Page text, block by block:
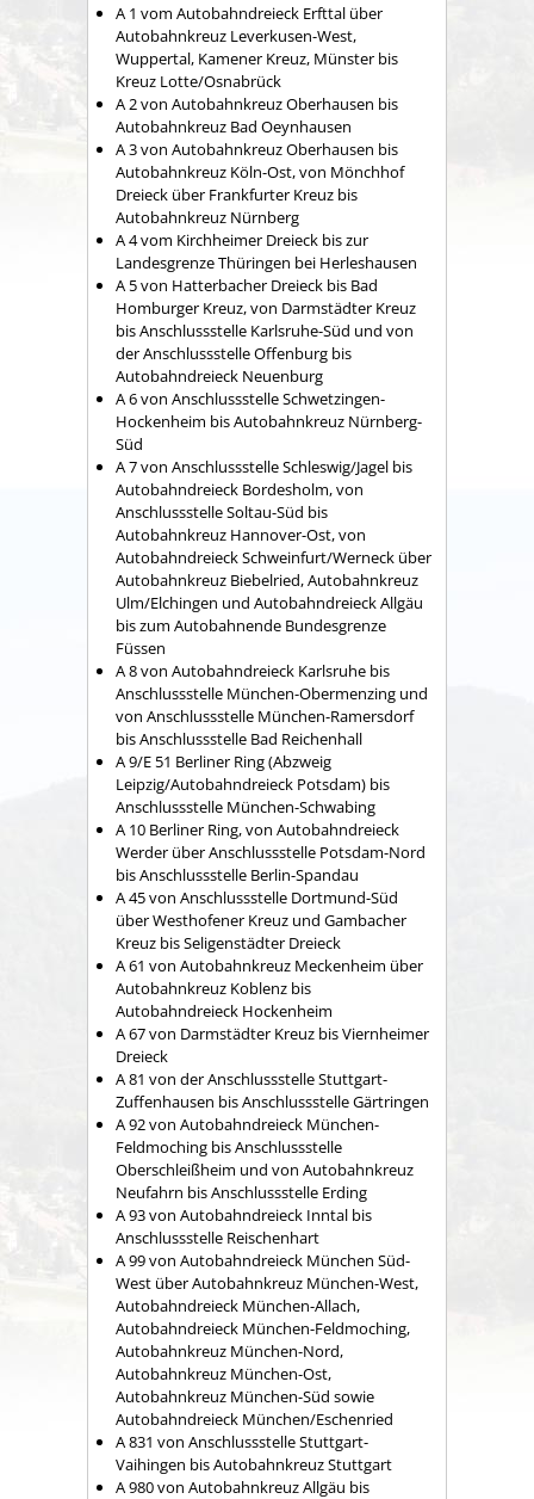
A 1 vom Autobahndreieck Erfttal über
Autobahnkreuz Leverkusen-West,
Wuppertal, Kamener Kreuz, Münster bis
Kreuz Lotte/Osnabrück
A 2 von Autobahnkreuz Oberhausen bis
Autobahnkreuz Bad Oeynhausen
A 3 von Autobahnkreuz Oberhausen bis
Autobahnkreuz Köln-Ost, von Mönchhof
Dreieck über Frankfurter Kreuz bis
Autobahnkreuz Nürnberg
A 4 vom Kirchheimer Dreieck bis zur
Landesgrenze Thüringen bei Herleshausen
A 5 von Hatterbacher Dreieck bis Bad
Homburger Kreuz, von Darmstädter Kreuz
bis Anschlussstelle Karlsruhe-Süd und von
der Anschlussstelle Offenburg bis
Autobahndreieck Neuenburg
A 6 von Anschlussstelle Schwetzingen-
Hockenheim bis Autobahnkreuz Nürnberg-
Süd
A 7 von Anschlussstelle Schleswig/Jagel bis
Autobahndreieck Bordesholm, von
Anschlussstelle Soltau-Süd bis
Autobahnkreuz Hannover-Ost, von
Autobahndreieck Schweinfurt/Werneck über
Autobahnkreuz Biebelried, Autobahnkreuz
Ulm/Elchingen und Autobahndreieck Allgäu
bis zum Autobahnende Bundesgrenze
Füssen
A 8 von Autobahndreieck Karlsruhe bis
Anschlussstelle München-Obermenzing und
von Anschlussstelle München-Ramersdorf
bis Anschlussstelle Bad Reichenhall
A 9/E 51 Berliner Ring (Abzweig
Leipzig/Autobahndreieck Potsdam) bis
Anschlussstelle München-Schwabing
A 10 Berliner Ring, von Autobahndreieck
Werder über Anschlussstelle Potsdam-Nord
bis Anschlussstelle Berlin-Spandau
A 45 von Anschlussstelle Dortmund-Süd
über Westhofener Kreuz und Gambacher
Kreuz bis Seligenstädter Dreieck
A 61 von Autobahnkreuz Meckenheim über
Autobahnkreuz Koblenz bis
Autobahndreieck Hockenheim
A 67 von Darmstädter Kreuz bis Viernheimer
Dreieck
A 81 von der Anschlussstelle Stuttgart-
Zuffenhausen bis Anschlussstelle Gärtringen
A 92 von Autobahndreieck München-
Feldmoching bis Anschlussstelle
Oberschleißheim und von Autobahnkreuz
Neufahrn bis Anschlussstelle Erding
A 93 von Autobahndreieck Inntal bis
Anschlussstelle Reischenhart
A 99 von Autobahndreieck München Süd-
West über Autobahnkreuz München-West,
Autobahndreieck München-Allach,
Autobahndreieck München-Feldmoching,
Autobahnkreuz München-Nord,
Autobahnkreuz München-Ost,
Autobahnkreuz München-Süd sowie
Autobahndreieck München/Eschenried
A 831 von Anschlussstelle Stuttgart-
Vaihingen bis Autobahnkreuz Stuttgart
A 980 von Autobahnkreuz Allgäu bis